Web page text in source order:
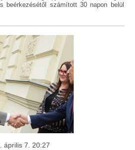
beérkezésétől számított 30 napon belül
április 7. 20:27